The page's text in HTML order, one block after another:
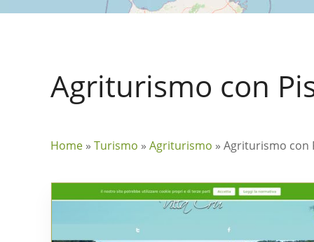
Agriturismo con
Home » Turismo » Agriturismo » Agriturismo con